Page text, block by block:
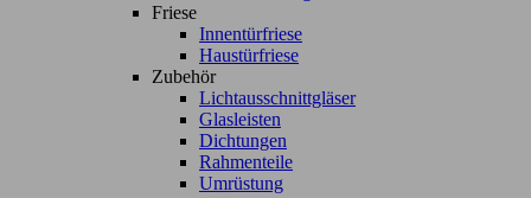
Friese
Innentürfriese
Haustürfriese
Zubehör
Lichtausschnittgläser
Glasleisten
Dichtungen
Rahmenteile
Umrüstung